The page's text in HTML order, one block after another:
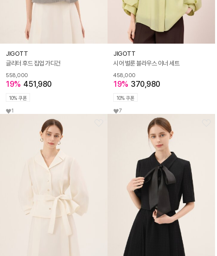
JIGOTT
글리터 후드 집업 가디건
558,000
19% 451,980
10% 쿠폰
1
JIGOTT
시어 벌룬 블라우스 이너 세트
458,000
19% 370,980
10% 쿠폰
7